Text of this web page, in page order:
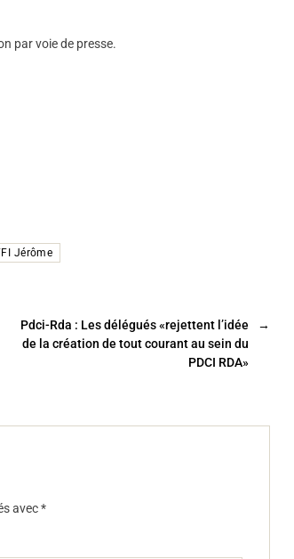
par voie de presse.
Jérôme
→
Pdci-Rda : Les délégués «rejettent l’idée
de la création de tout courant au sein du
PDCI RDA»
avec*